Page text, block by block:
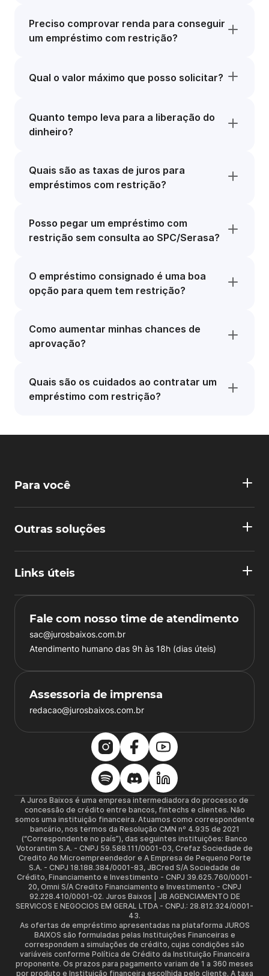
Preciso comprovar renda para conseguir
um empréstimo com restrição?
Qual o valor máximo que posso solicitar?
Quanto tempo leva para a liberação do
dinheiro?
Quais são as taxas de juros para
empréstimos com restrição?
Posso pegar um empréstimo com
restrição sem consulta ao SPC/Serasa?
O empréstimo consignado é uma boa
opção para quem tem restrição?
Como aumentar minhas chances de
aprovação?
Quais são os cuidados ao contratar um
empréstimo com restrição?
Para você
Outras soluções
Links úteis
Fale com nosso time de atendimento
sac@jurosbaixos.com.br
Atendimento humano das 9h às 18h (dias úteis)
Assessoria de imprensa
redacao@jurosbaixos.com.br
A Juros Baixos é uma empresa intermediadora do processo de
concessão de crédito entre bancos, fintechs e clientes. Não
somos uma instituição financeira. Atuamos como correspondente
bancário, nos termos da Resolução CMN nº 4.935 de 2021
(“Correspondente no país”), das seguintes instituições: Banco
Votorantim S.A. - CNPJ 59.588.111/0001-03, Crefaz Sociedade de
Credito Ao Microempreendedor e A Empresa de Pequeno Porte
S.A. - CNPJ 18.188.384/0001-83, JBCred S/A Sociedade de
Crédito, Financiamento e Investimento - CNPJ 39.625.760/0001-
20, Omni S/A Credito Financiamento e Investimento - CNPJ
92.228.410/0001-02. Juros Baixos | JB AGENCIAMENTO DE
SERVICOS E NEGOCIOS EM GERAL LTDA - CNPJ.: 28.812.324/0001-
43.
As ofertas de empréstimo apresentadas na plataforma JUROS
BAIXOS são formuladas pelas Instituições Financeiras e
correspondem a simulações de crédito, cujas condições são
variáveis conforme Política de Crédito da Instituição Financeira
proponente. Os prazos para pagamento variam de 1 a 360 meses
por produto e Instituição financeira escolhida pelo cliente. A taxa